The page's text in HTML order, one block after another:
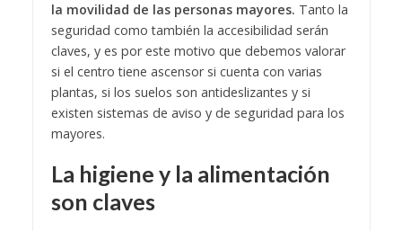
la movilidad de las personas mayores. Tanto la
seguridad como también la accesibilidad serán
claves, y es por este motivo que debemos valorar
si el centro tiene ascensor si cuenta con varias
plantas, si los suelos son antideslizantes y si
existen sistemas de aviso y de seguridad para los
mayores.
La higiene y la alimentación
son claves